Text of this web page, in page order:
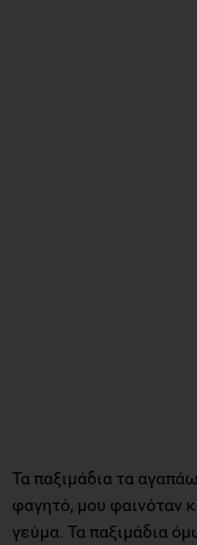
Τα παξιμάδια τα
φαγητό, μου φαινόταν
γεύμα. Τα παξιμάδια